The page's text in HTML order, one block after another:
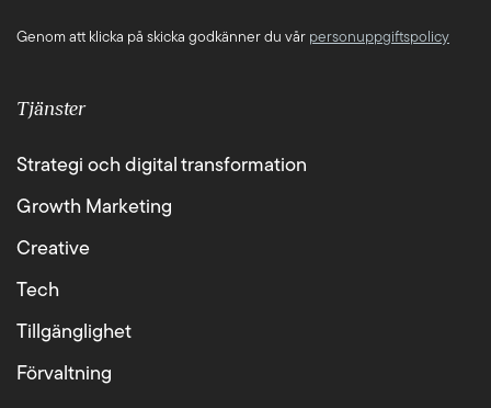
Genom att klicka på skicka godkänner du vår personuppgiftspolicy
Tjänster
Strategi och digital transformation
Growth Marketing
Creative
Tech
Tillgänglighet
Förvaltning